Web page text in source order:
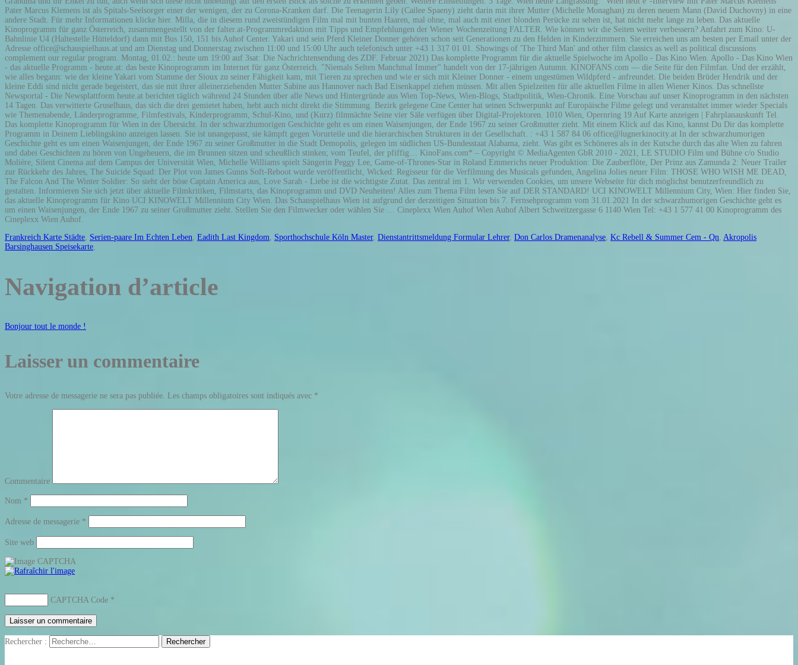
Frankreich Karte Städte, Serien-paare Im Echten Leben, Eadith Last Kingdom, Sporthochschule Köln Master, Dienstantrittsmeldung Formular Lehrer, Don Carlos Dramenanalyse, Kc Rebell & Summer Cem - Qn, Akropolis
Barsinghausen Speisekarte,
Navigation d’article
Bonjour tout le monde !
Laisser un commentaire
Votre adresse de messagerie ne sera pas publiée. Les champs obligatoires sont indiqués avec *
Commentaire
Nom *
Adresse de messagerie *
Site web
CAPTCHA Code *
Rechercher :